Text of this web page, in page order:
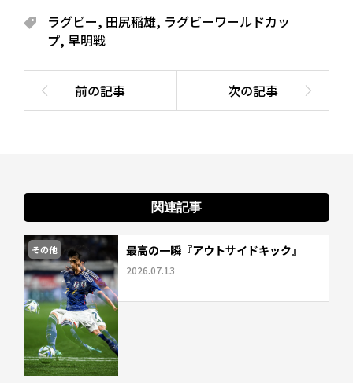
ラグビー, 田尻稲雄, ラグビーワールドカッ
プ, 早明戦
関連記事
その他 最高の一瞬『アウトサイドキック』
2026.07.13